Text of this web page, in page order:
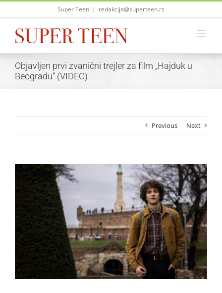
Skip
Super Teen | redakcija@superteen.rs
Objavljen prvi zvanični trejler za film „Hajduk u
Beogradu“ (VIDEO)
Previous Next
View
Image